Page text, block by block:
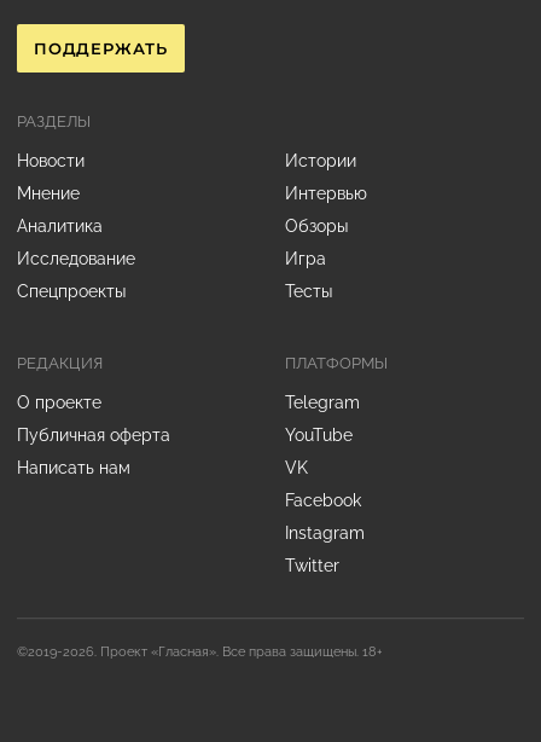
ПОДДЕРЖАТЬ
РЕДАКЦИЯ
О проекте
Публичная оферта
Написать нам
РАЗДЕЛЫ
Новости
Истории
Мнение
Интервью
Аналитика
Обзоры
Исследование
Игра
Спецпроекты
Тесты
ПЛАТФОРМЫ
Telegram
YouTube
VK
Facebook
Instagram
Twitter
©2019-2026. Проект «Гласная». Все права защищены. 18+